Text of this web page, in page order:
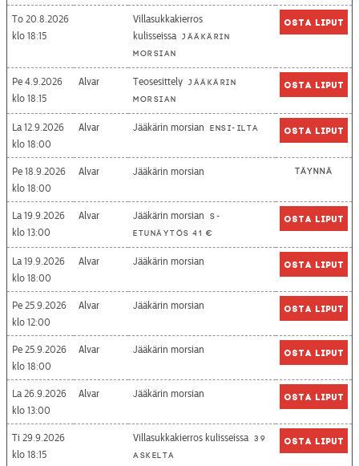
To 20.8.2026
18:15
Villasukkakierros
kulisseissa Jääkärin
morsian
Osta liput
Pe 4.9.2026
18:15
Alvar Teosesittely Jääkärin
morsian
Osta liput
La 12.9.2026
18:00
Alvar Jääkärin morsian Ensi-ilta Osta liput
Pe 18.9.2026
18:00
Alvar Jääkärin morsian Täynnä
La 19.9.2026
13:00
Alvar Jääkärin morsian
S-
etunäytös 41 €
Osta liput
La 19.9.2026
18:00
Alvar Jääkärin morsian Osta liput
Pe 25.9.2026
12:00
Alvar Jääkärin morsian Osta liput
Pe 25.9.2026
18:00
Alvar Jääkärin morsian Osta liput
La 26.9.2026
13:00
Alvar Jääkärin morsian Osta liput
Ti 29.9.2026
18:15
Villasukkakierros kulisseissa 39
askelta
Osta liput